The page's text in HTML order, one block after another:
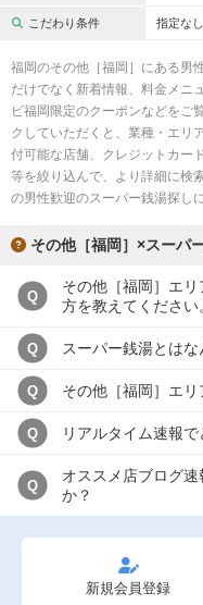
こだわり条件 指定なし
福岡のその他［福岡］にある男
だけでなく新着情報、料金メニ
ビ福岡限定のクーポンなどをご
クしていただくと、業種・エリ
付可能な店舗、クレジットカー
等を絞り込んで、より詳細に検
の男性歓迎のスーパー銭湯探し
その他［福岡］×スーパ
Q
その他［福岡］エ
方を教えてください
Q スーパー銭湯とはな
Q その他［福岡］エ
Q リアルタイム速報
Q
オススメ店ブログ
か？
新規会員登録